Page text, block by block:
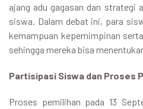
ajang adu gagasan dan strategi
siswa. Dalam debat ini, para
kemampuan kepemimpinan
sehingga mereka bisa
Partisipasi Siswa dan Proses
Proses pemilihan pada 13